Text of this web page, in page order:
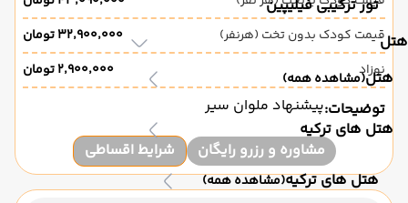
تور ترکیبی فیلیپین
هتل
هتل(مشاهده همه)
هتل های ترکیه
هتل های ترکیه(مشاهده همه)
قیمت کودک بدون تخت (هرنفر)
۳۲٬۹۰۰٬۰۰۰ تومان
نوزاد
۲٬۹۰۰٬۰۰۰ تومان
توضیحات:پیشنهاد ملوان سیر
مشاوره و رزرو رایگان
شرایط اقساطی